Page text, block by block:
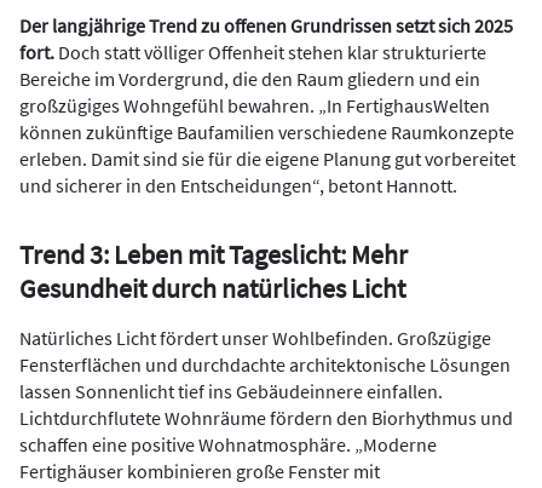
Der langjährige Trend zu offenen Grundrissen setzt sich 2025
fort. Doch statt völliger Offenheit stehen klar strukturierte
Bereiche im Vordergrund, die den Raum gliedern und ein
großzügiges Wohngefühl bewahren. „In FertighausWelten
können zukünftige Baufamilien verschiedene Raumkonzepte
erleben. Damit sind sie für die eigene Planung gut vorbereitet
und sicherer in den Entscheidungen“, betont Hannott.
Trend 3: Leben mit Tageslicht: Mehr
Gesundheit durch natürliches Licht
Natürliches Licht fördert unser Wohlbefinden. Großzügige
Fensterflächen und durchdachte architektonische Lösungen
lassen Sonnenlicht tief ins Gebäudeinnere einfallen.
Lichtdurchflutete Wohnräume fördern den Biorhythmus und
schaffen eine positive Wohnatmosphäre. „Moderne
Fertighäuser kombinieren große Fenster mit